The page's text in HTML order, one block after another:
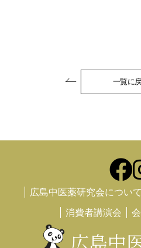
一覧に
広島中医薬研究会について
消費者講演会
広島中